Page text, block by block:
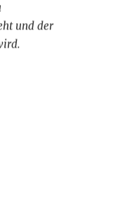
und der